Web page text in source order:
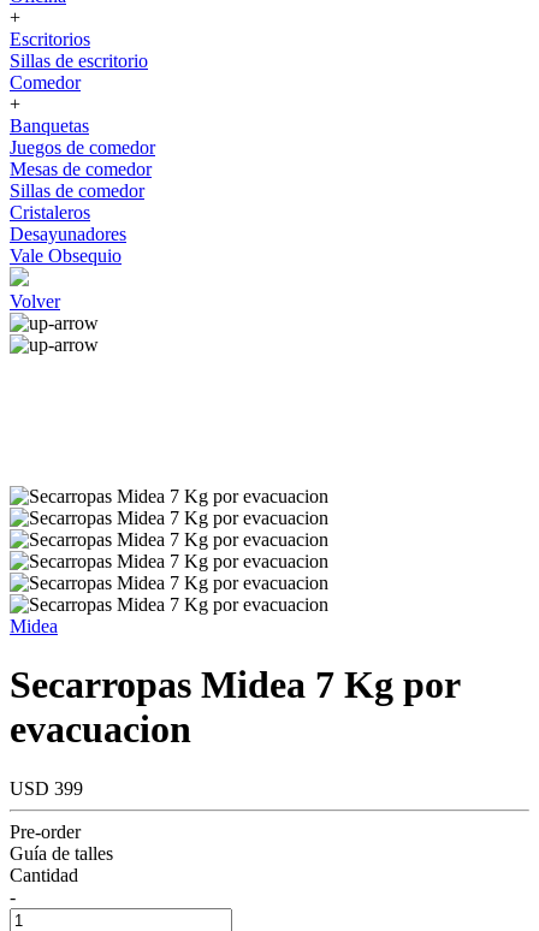
+
Escritorios
Sillas de escritorio
Comedor
+
Banquetas
Juegos de comedor
Mesas de comedor
Sillas de comedor
Cristaleros
Desayunadores
Vale Obsequio
Volver
Midea
Secarropas Midea 7 Kg por
evacuacion
USD 399
Pre-order
Guía de talles
Cantidad
-